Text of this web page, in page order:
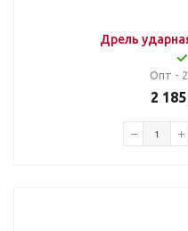
Дрель
Опт -
2 185